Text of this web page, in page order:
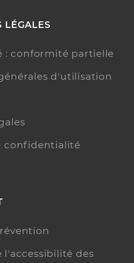
LÉGALES
: conformité partielle
d'utilisation
confidentialité
l'accessibilité des